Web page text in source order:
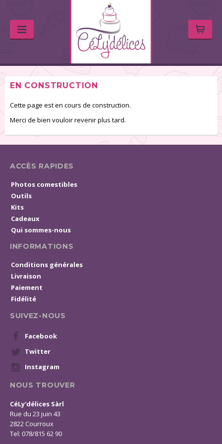
EN CONSTRUCTION
Cette page est en cours de construction.
Merci de bien vouloir revenir plus tard.
ACCÈS RAPIDES
Photos comestibles
Outils
Kits
Cadeaux
Qui sommes-nous
INFORMATIONS
Conditions générales
Livraison
Paiement
Fidélité
SUIVEZ-NOUS
Facebook
Twitter
Instagram
NOUS TROUVER
CéLy'délices Sàrl
Rue du 23 juin 43
2822 Courroux
Tel: 078/815 62 90